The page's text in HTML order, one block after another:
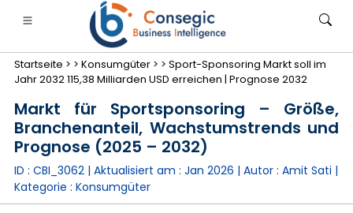
Finanzdienstleistungen und Versicherungen
• Konsumgüter • Energie und Strom
• Fallstudien
Startseite > > Konsumgüter > > Sport-Sponsoring Markt soll im
Jahr 2032 115,38 Milliarden USD erreichen | Prognose 2032
Markt für Sportsponsoring – Größe,
Branchenanteil, Wachstumstrends und
Prognose (2025 – 2032)
ID : CBI_3062 | Aktualisiert am : Jan 2026 | Autor : Amit Sati |
Kategorie : Konsumgüter